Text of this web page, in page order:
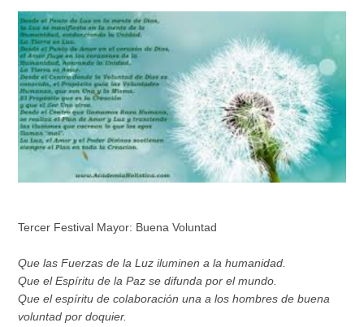
Tercer Festival Mayor: Buena Voluntad
Que las Fuerzas de la Luz iluminen a la humanidad.
Que el Espíritu de la Paz se difunda por el mundo.
Que el espíritu de colaboración una a los hombres de buena
voluntad por doquier.